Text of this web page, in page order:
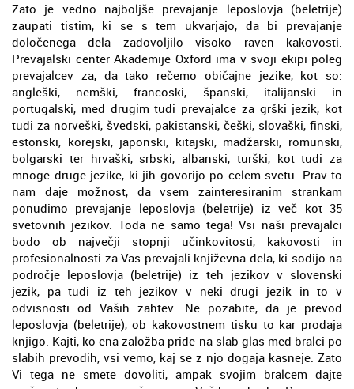
Zato je vedno najboljše prevajanje leposlovja (beletrije)
zaupati tistim, ki se s tem ukvarjajo, da bi prevajanje
določenega dela zadovoljilo visoko raven kakovosti.
Prevajalski center Akademije Oxford ima v svoji ekipi poleg
prevajalcev za, da tako rečemo običajne jezike, kot so:
angleški, nemški, francoski, španski, italijanski in
portugalski, med drugim tudi prevajalce za grški jezik, kot
tudi za norveški, švedski, pakistanski, češki, slovaški, finski,
estonski, korejski, japonski, kitajski, madžarski, romunski,
bolgarski ter hrvaški, srbski, albanski, turški, kot tudi za
mnoge druge jezike, ki jih govorijo po celem svetu. Prav to
nam daje možnost, da vsem zainteresiranim strankam
ponudimo prevajanje leposlovja (beletrije) iz več kot 35
svetovnih jezikov. Toda ne samo tega! Vsi naši prevajalci
bodo ob največji stopnji učinkovitosti, kakovosti in
profesionalnosti za Vas prevajali književna dela, ki sodijo na
področje leposlovja (beletrije) iz teh jezikov v slovenski
jezik, pa tudi iz teh jezikov v neki drugi jezik in to v
odvisnosti od Vaših zahtev. Ne pozabite, da je prevod
leposlovja (beletrije), ob kakovostnem tisku to kar prodaja
knjigo. Kajti, ko ena založba pride na slab glas med bralci po
slabih prevodih, vsi vemo, kaj se z njo dogaja kasneje. Zato
Vi tega ne smete dovoliti, ampak svojim bralcem dajte